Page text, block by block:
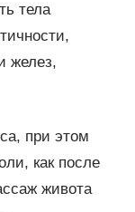
тела
желез,
при этом
как после
живота